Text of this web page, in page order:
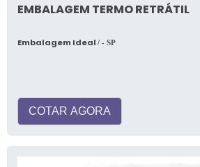
EMBALAGEM TERMO RETRÁTIL
Embalagem Ideal / - SP
COTAR AGORA